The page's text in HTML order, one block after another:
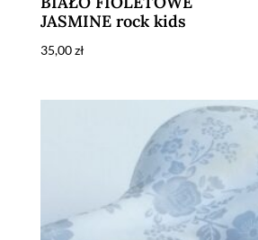
JASMINE rock kids
35,00zł